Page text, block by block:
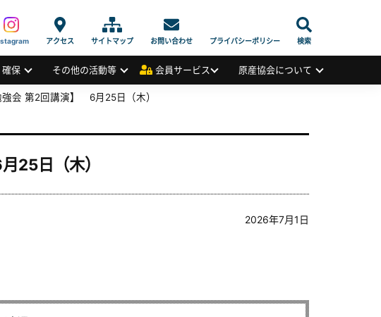
アクセス サイトマップ お問い合わせ プライバシーポリシー 検索
確保 その他の活動等 会員サービス 原産協会について
会 第2回講演】 6月25日（木）
25日（木）
2026年7月1日